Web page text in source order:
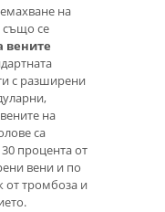
на
също се
вените
с разширени
на
са
процента от
вени и по
от тромбоза и